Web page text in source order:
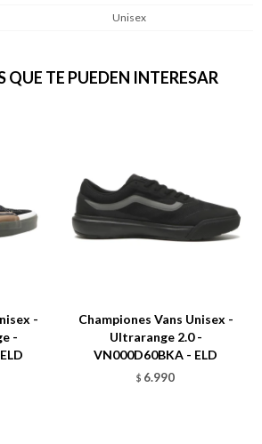
Unisex
QUE TE PUEDEN INTERESAR
-
-
Championes Vans Unisex -
Ultrarange 2.0 -
VN000D60BKA - ELD
$ 6.990